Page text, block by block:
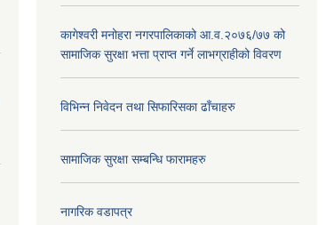
कागेश्वरी मनोहरा नगरपालिकाको आ.व.२०७६/७७ को
सामाजिक सुरक्षा भत्ता प्राप्त गर्ने लाभग्राहीको विवरण
विभिन्न निवेदन तथा सिफारिसका ढाँचाहरु
सामाजिक सुरक्षा सम्बन्धि फारामहरु
नागरिक वडापत्र